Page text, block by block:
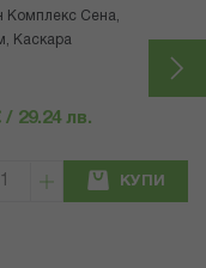
Комплекс Сена,
Каскара
/ 29.24 лв.
КУПИ